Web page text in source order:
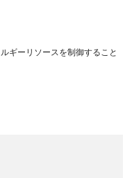
ギーリソースを制御すること